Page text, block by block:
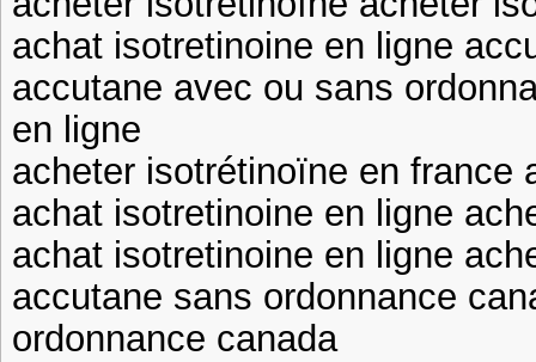
achat isotretinoine en ligne
accutane avec ou sans
en ligne
acheter isotrétinoïne en france
achat isotretinoine en ligne
achat isotretinoine en ligne
accutane sans ordonnance
ordonnance canada